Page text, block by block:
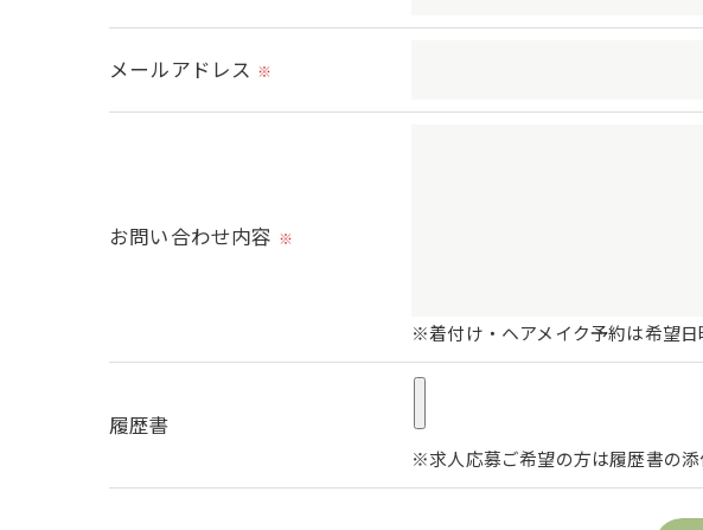
＜個人情報を与えなかった場合に生じる結果＞
＜個人情報の開示･訂正・削除･利用停止の手続について＞
個人情報の開示･訂正･削除・利用停止の具体的手続きにつき
メールアドレス ※
お問い合わせ内容 ※
※着付け・ヘアメイク予約は希望日
履歴書
※求人応募ご希望の方は履歴書の添